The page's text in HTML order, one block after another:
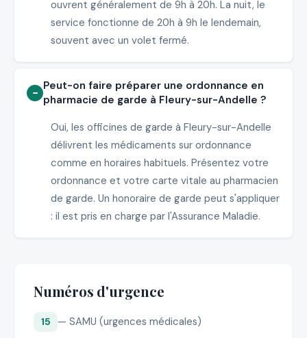
ouvrent généralement de 9h à 20h. La nuit, le
service fonctionne de 20h à 9h le lendemain,
souvent avec un volet fermé.
Peut-on faire préparer une ordonnance en
pharmacie de garde à Fleury-sur-Andelle ?
Oui, les officines de garde à Fleury-sur-Andelle
délivrent les médicaments sur ordonnance
comme en horaires habituels. Présentez votre
ordonnance et votre carte vitale au pharmacien
de garde. Un honoraire de garde peut s'appliquer
: il est pris en charge par l'Assurance Maladie.
Numéros d'urgence
15 — SAMU (urgences médicales)